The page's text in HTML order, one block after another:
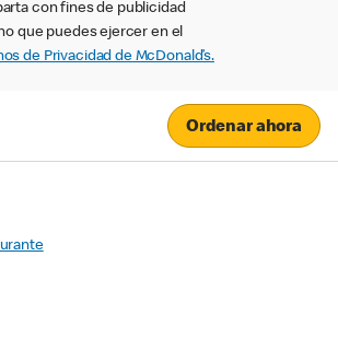
con fines de publicidad
que puedes ejercer en el
de Privacidad de McDonald’s.
Ordenar ahora